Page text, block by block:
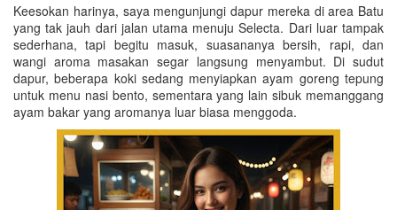
Keesokan harinya, saya mengunjungi dapur mereka di area Batu
yang tak jauh dari jalan utama menuju Selecta. Dari luar tampak
sederhana, tapi begitu masuk, suasananya bersih, rapi, dan
wangi aroma masakan segar langsung menyambut. Di sudut
dapur, beberapa koki sedang menyiapkan ayam goreng tepung
untuk menu nasi bento, sementara yang lain sibuk memanggang
ayam bakar yang aromanya luar biasa menggoda.